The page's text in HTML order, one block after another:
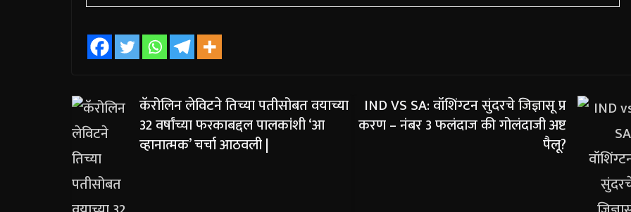
कॅरोलिन लेविटने तिच्या पतीसोबत वयाच्या
32 वर्षांच्या फरकाबद्दल पालकांशी ‘आ
व्हानात्मक’ चर्चा आठवली |
IND VS SA: वॉशिंग्टन सुंदरचे जिज्ञासू प्र
करण – नंबर 3 फलंदाज की गोलंदाजी अष्ट
पैलू?